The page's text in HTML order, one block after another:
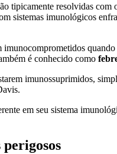
tipicamente resolvidas
sistemas imunológicos
é conhecido como
imunossuprimidos,
em seu sistema
perigosos